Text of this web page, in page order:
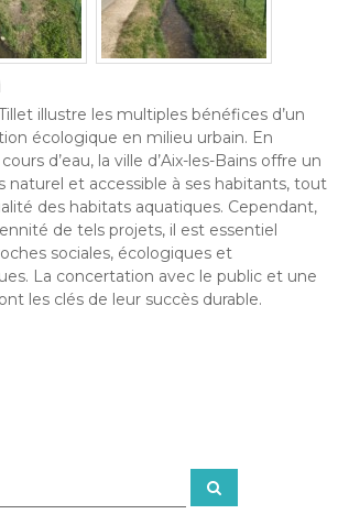
illustre les multiples bénéfices d’un
écologique en milieu urbain. En
d’eau, la ville d’Aix-les-Bains offre un
naturel et accessible à ses habitants, tout
des habitats aquatiques. Cependant,
de tels projets, il est essentiel
sociales, écologiques et
La concertation avec le public et une
les clés de leur succès durable.
Search